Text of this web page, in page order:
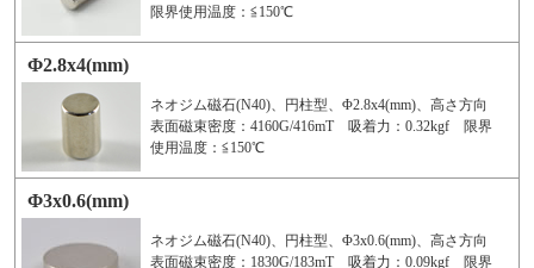
限界使用温度：≦150℃
Φ2.8x4(mm)
ネオジム磁石(N40)、円柱型、Φ2.8x4(mm)、高さ方向
表面磁束密度：4160G/416mT 吸着力：0.32kgf 限界
使用温度：≦150℃
Φ3x0.6(mm)
ネオジム磁石(N40)、円柱型、Φ3x0.6(mm)、高さ方向
表面磁束密度：1830G/183mT 吸着力：0.09kgf 限界